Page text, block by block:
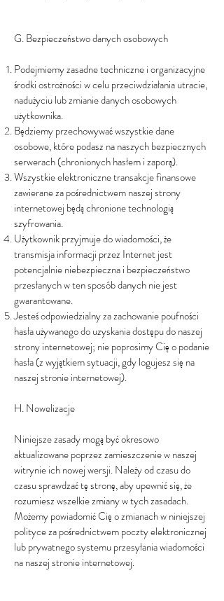
G. Bezpieczeństwo danych osobowych
Podejmiemy zasadne techniczne i organizacyjne
środki ostrożności w celu przeciwdziałania utracie,
nadużyciu lub zmianie danych osobowych
użytkownika.
Będziemy przechowywać wszystkie dane
osobowe, które podasz na naszych bezpiecznych
serwerach (chronionych hasłem i zaporą).
Wszystkie elektroniczne transakcje finansowe
zawierane za pośrednictwem naszej strony
internetowej będą chronione technologią
szyfrowania.
Użytkownik przyjmuje do wiadomości, że
transmisja informacji przez Internet jest
potencjalnie niebezpieczna i bezpieczeństwo
przesłanych w ten sposób danych nie jest
gwarantowane.
Jesteś odpowiedzialny za zachowanie poufności
hasła używanego do uzyskania dostępu do naszej
strony internetowej; nie poprosimy Cię o podanie
hasła (z wyjątkiem sytuacji, gdy logujesz się na
naszej stronie internetowej).
H. Nowelizacje
Niniejsze zasady mogą być okresowo
aktualizowane poprzez zamieszczenie w naszej
witrynie ich nowej wersji. Należy od czasu do
czasu sprawdzać tę stronę, aby upewnić się, że
rozumiesz wszelkie zmiany w tych zasadach.
Możemy powiadomić Cię o zmianach w niniejszej
polityce za pośrednictwem poczty elektronicznej
lub prywatnego systemu przesyłania wiadomości
na naszej stronie internetowej.